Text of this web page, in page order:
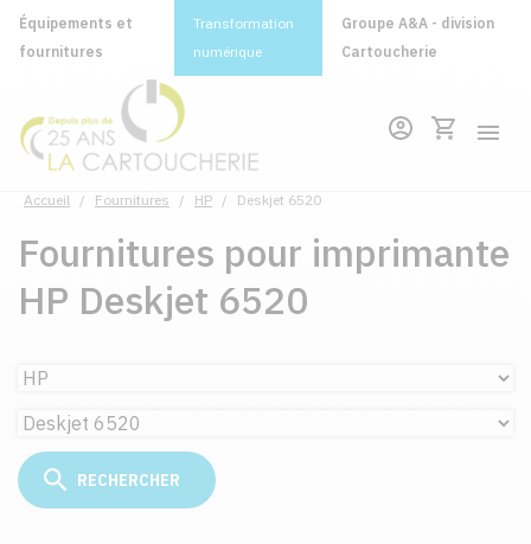
Équipements et
fournitures
Transformation
numérique
Groupe A&A - division
Cartoucherie
Accueil / Fournitures / HP / Deskjet 6520
Fournitures pour imprimante
HP Deskjet 6520